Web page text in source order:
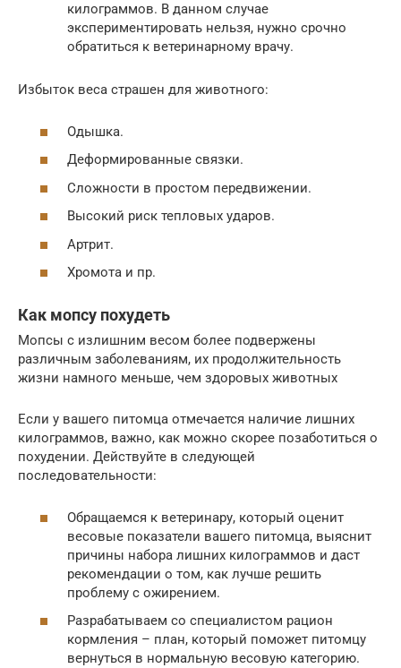
килограммов. В данном случае
экспериментировать нельзя, нужно срочно
обратиться к ветеринарному врачу.
Избыток веса страшен для животного:
Одышка.
Деформированные связки.
Сложности в простом передвижении.
Высокий риск тепловых ударов.
Артрит.
Хромота и пр.
Как мопсу похудеть
Мопсы с излишним весом более подвержены
различным заболеваниям, их продолжительность
жизни намного меньше, чем здоровых животных
Если у вашего питомца отмечается наличие лишних
килограммов, важно, как можно скорее позаботиться о
похудении. Действуйте в следующей
последовательности:
Обращаемся к ветеринару, который оценит
весовые показатели вашего питомца, выяснит
причины набора лишних килограммов и даст
рекомендации о том, как лучше решить
проблему с ожирением.
Разрабатываем со специалистом рацион
кормления – план, который поможет питомцу
вернуться в нормальную весовую категорию.